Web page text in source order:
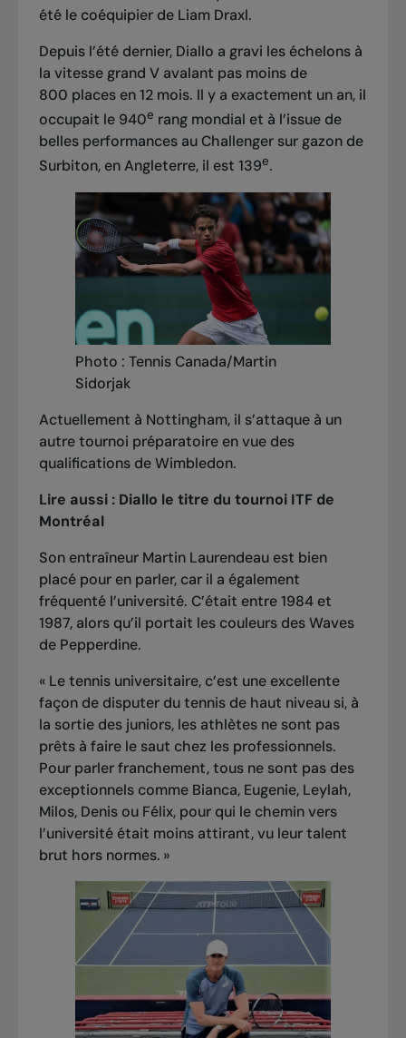
été le coéquipier de Liam Draxl.
Depuis l’été dernier, Diallo a gravi les échelons à
la vitesse grand V avalant pas moins de
800 places en 12 mois. Il y a exactement un an, il
occupait le 940e rang mondial et à l’issue de
belles performances au Challenger sur gazon de
Surbiton, en Angleterre, il est 139e.
Photo : Tennis Canada/Martin
Sidorjak
Actuellement à Nottingham, il s’attaque à un
autre tournoi préparatoire en vue des
qualifications de Wimbledon.
Lire aussi : Diallo le titre du tournoi ITF de
Montréal
Son entraîneur Martin Laurendeau est bien
placé pour en parler, car il a également
fréquenté l’université. C’était entre 1984 et
1987, alors qu’il portait les couleurs des Waves
de Pepperdine.
« Le tennis universitaire, c’est une excellente
façon de disputer du tennis de haut niveau si, à
la sortie des juniors, les athlètes ne sont pas
prêts à faire le saut chez les professionnels.
Pour parler franchement, tous ne sont pas des
exceptionnels comme Bianca, Eugenie, Leylah,
Milos, Denis ou Félix, pour qui le chemin vers
l’université était moins attirant, vu leur talent
brut hors normes. »